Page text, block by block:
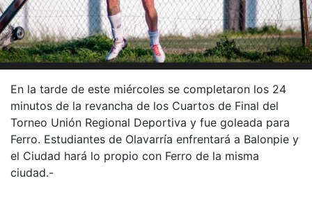
En la tarde de este miércoles se completaron los 24
minutos de la revancha de los Cuartos de Final del
Torneo Unión Regional Deportiva y fue goleada para
Ferro. Estudiantes de Olavarría enfrentará a Balonpie y
el Ciudad hará lo propio con Ferro de la misma
ciudad.-